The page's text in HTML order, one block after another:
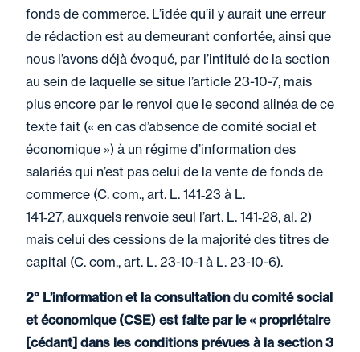
fonds de commerce. L’idée qu’il y aurait une erreur
de rédaction est au demeurant confortée, ainsi que
nous l’avons déjà évoqué, par l’intitulé de la section
au sein de laquelle se situe l’article 23-10-7, mais
plus encore par le renvoi que le second alinéa de ce
texte fait (« en cas d’absence de comité social et
économique ») à un régime d’information des
salariés qui n’est pas celui de la vente de fonds de
commerce (C. com., art. L. 141‑23 à L.
141‑27, auxquels renvoie seul l’art. L. 141‑28, al. 2)
mais celui des cessions de la majorité des titres de
capital (C. com., art. L. 23-10-1 à L. 23-10-6).
2° L’information et la consultation du comité social
et économique (CSE) est faite par le « propriétaire
[cédant] dans les conditions prévues à la section 3